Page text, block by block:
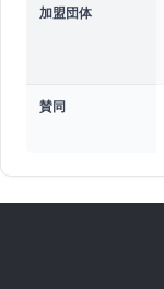
加盟団体
賛同